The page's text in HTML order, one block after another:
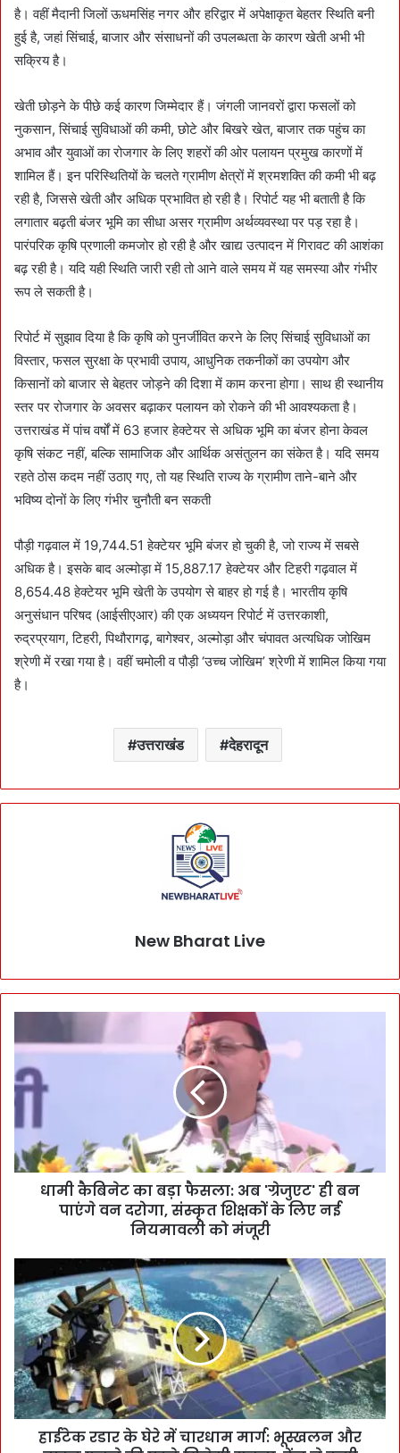
है। वहीं मैदानी जिलों ऊधमसिंह नगर और हरिद्वार में अपेक्षाकृत बेहतर स्थिति बनी
हुई है, जहां सिंचाई, बाजार और संसाधनों की उपलब्धता के कारण खेती अभी भी
सक्रिय है।
खेती छोड़ने के पीछे कई कारण जिम्मेदार हैं। जंगली जानवरों द्वारा फसलों को
नुकसान, सिंचाई सुविधाओं की कमी, छोटे और बिखरे खेत, बाजार तक पहुंच का
अभाव और युवाओं का रोजगार के लिए शहरों की ओर पलायन प्रमुख कारणों में
शामिल हैं। इन परिस्थितियों के चलते ग्रामीण क्षेत्रों में श्रमशक्ति की कमी भी बढ़
रही है, जिससे खेती और अधिक प्रभावित हो रही है। रिपोर्ट यह भी बताती है कि
लगातार बढ़ती बंजर भूमि का सीधा असर ग्रामीण अर्थव्यवस्था पर पड़ रहा है।
पारंपरिक कृषि प्रणाली कमजोर हो रही है और खाद्य उत्पादन में गिरावट की आशंका
बढ़ रही है। यदि यही स्थिति जारी रही तो आने वाले समय में यह समस्या और गंभीर
रूप ले सकती है।
रिपोर्ट में सुझाव दिया है कि कृषि को पुनर्जीवित करने के लिए सिंचाई सुविधाओं का
विस्तार, फसल सुरक्षा के प्रभावी उपाय, आधुनिक तकनीकों का उपयोग और
किसानों को बाजार से बेहतर जोड़ने की दिशा में काम करना होगा। साथ ही स्थानीय
स्तर पर रोजगार के अवसर बढ़ाकर पलायन को रोकने की भी आवश्यकता है।
उत्तराखंड में पांच वर्षों में 63 हजार हेक्टेयर से अधिक भूमि का बंजर होना केवल
कृषि संकट नहीं, बल्कि सामाजिक और आर्थिक असंतुलन का संकेत है। यदि समय
रहते ठोस कदम नहीं उठाए गए, तो यह स्थिति राज्य के ग्रामीण ताने-बाने और
भविष्य दोनों के लिए गंभीर चुनौती बन सकती
पौड़ी गढ़वाल में 19,744.51 हेक्टेयर भूमि बंजर हो चुकी है, जो राज्य में सबसे
अधिक है। इसके बाद अल्मोड़ा में 15,887.17 हेक्टेयर और टिहरी गढ़वाल में
8,654.48 हेक्टेयर भूमि खेती के उपयोग से बाहर हो गई है। भारतीय कृषि
अनुसंधान परिषद (आईसीएआर) की एक अध्ययन रिपोर्ट में उत्तरकाशी,
रुद्रप्रयाग, टिहरी, पिथौरागढ़, बागेश्वर, अल्मोड़ा और चंपावत अत्यधिक जोखिम
श्रेणी में रखा गया है। वहीं चमोली व पौड़ी ‘उच्च जोखिम’ श्रेणी में शामिल किया गया
है।
उत्तराखंड देहरादून
New Bharat Live
धामी कैबिनेट का बड़ा फैसला: अब 'ग्रेजुएट' ही बन
पाएंगे वन दरोगा, संस्कृत शिक्षकों के लिए नई
नियमावली को मंजूरी
हाईटेक रडार के घेरे में चारधाम मार्ग: भूस्खलन और